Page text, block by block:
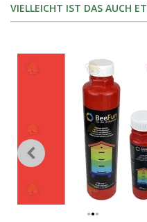
VIELLEICHT IST DAS AUCH